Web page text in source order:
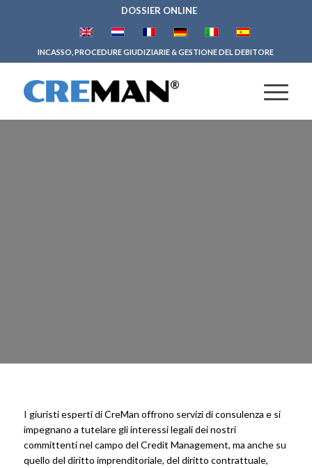
DOSSIER ONLINE
INCASSO, PROCEDURE GIUDIZIARIE & GESTIONE DEL DEBITORE
I giuristi esperti di CreMan offrono servizi di consulenza e si
impegnano a tutelare gli interessi legali dei nostri
committenti nel campo del Credit Management, ma anche su
quello del diritto imprenditoriale, del diritto contrattuale,